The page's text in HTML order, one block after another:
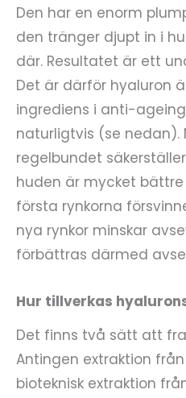
Den har en enorm
den tränger djupt in i
där. Resultatet är ett
Det är därför hyaluron
ingrediens i anti-
naturligtvis (se nedan).
regelbundet
huden är mycket
första rynkorna
nya rynkor minskar
förbättras därmed
Hur tillverkas
Det finns två sätt att
Antingen extraktion
bioteknisk extraktion